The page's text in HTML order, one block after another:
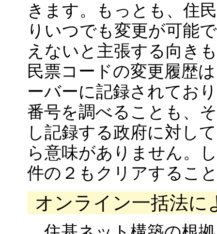
きます。もっとも、住
りいつでも変更が可能
えないと主張する向き
民票コードの変更履歴
ーバーに記録されてお
番号を調べることも、
し記録する政府に対し
ら意味がありません。
件の２もクリアするこ
オンライン一括法に